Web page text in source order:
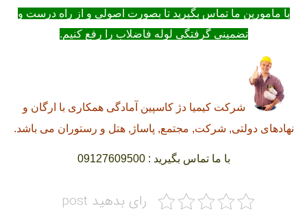
با مامورین ما تماس بگیرید تا بصورت اصولی و از راه درست و
تضمینی گرفتگی لوله فاضلاب را رفع کنیم.
شرکت کیمیا دژ کاسپین آمادگی همکاری با ارگان و
نهادهای دولتی, شرکت, مجتمع, پاساژ, هتل و رستوران می باشد.
با ما تماس بگیرید : 09127609500
رای بدهید post